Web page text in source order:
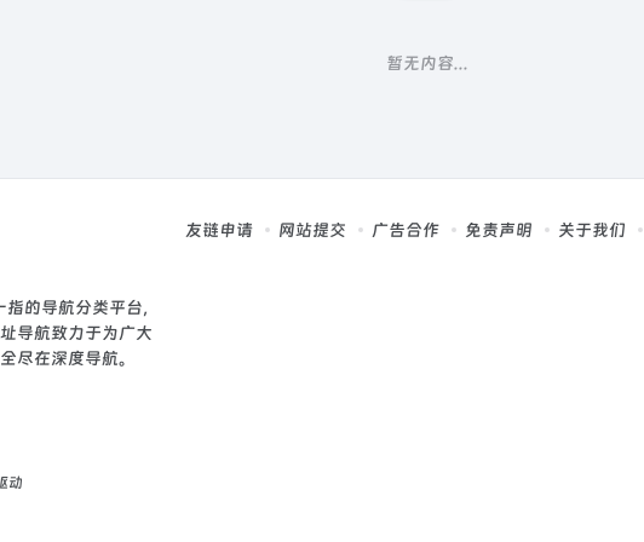
暂无内容...
的导航分类平台，
导航致力于为广大
尽在深度导航。
友链申请 网站提交 广告合作 免责声明 关于我们
动